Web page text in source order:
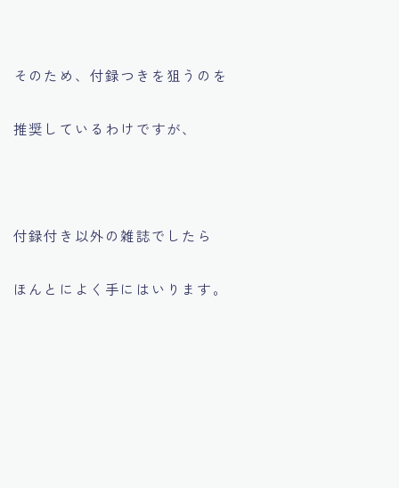
そのため、付録つきを狙うのを
推奨しているわけですが、
付録付き以外の雑誌でしたら
ほんとによく手にはいります。